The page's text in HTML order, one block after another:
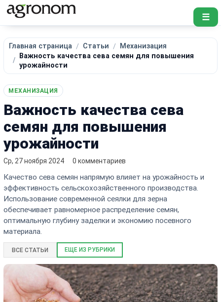
☰
Главная страница Статьи
Механизация
Важность качества сева семян для повышения
урожайности
МЕХАНИЗАЦИЯ
Важность качества сева
семян для повышения
урожайности
Ср, 27 ноября 2024 0 комментариев
Качество сева семян напрямую влияет на урожайность и
эффективность сельскохозяйственного производства.
Использование современной сеялки для зерна
обеспечивает равномерное распределение семян,
оптимальную глубину заделки и экономию посевного
материала.
ВСЕ СТАТЬИ ЕЩЕ ИЗ РУБРИКИ